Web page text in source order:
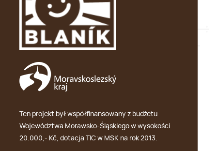
Ten projekt był współfinansowany z budżetu
Województwa Morawsko-Śląskiego w wysokości
20.000,- Kč, dotacja TIC w MSK na rok 2013.